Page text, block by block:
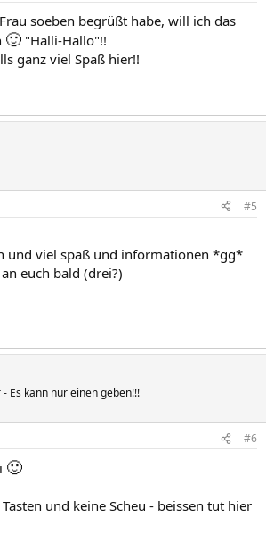
soeben begrüßt habe, will ich das
🙂 "Halli-Hallo"!!
ganz viel Spaß hier!!
#5
und viel spaß und informationen *gg*
euch bald (drei?)
Es kann nur einen geben!!!
#6
🙂
und keine Scheu - beissen tut hier